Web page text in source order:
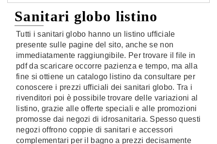
Sanitari globo listino
Tutti i sanitari globo hanno un listino ufficiale
presente sulle pagine del sito, anche se non
immediatamente raggiungibile. Per trovare il file in
pdf da scaricare occorre pazienza e tempo, ma alla
fine si ottiene un catalogo listino da consultare per
conoscere i prezzi ufficiali dei sanitari globo. Tra i
rivenditori poi è possibile trovare delle variazioni al
listino, grazie alle offerte speciali e alle promozioni
promosse dai negozi di idrosanitaria. Spesso questi
negozi offrono coppie di sanitari e accessori
complementari per il bagno a prezzi decisamente